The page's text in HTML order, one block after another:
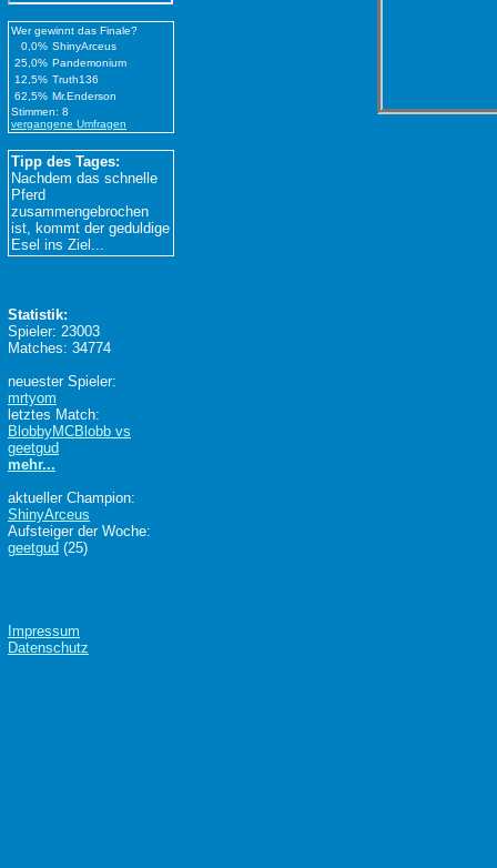
Wer gewinnt das Finale?
0,0% ShinyArceus
25,0% Pandemonium
12,5% Truth136
62,5% Mr.Enderson
Stimmen: 8
vergangene Umfragen
Tipp des Tages:
Nachdem das schnelle
Pferd
zusammengebrochen
ist, kommt der geduldige
Esel ins Ziel...
Statistik:
Spieler: 23003
Matches: 34774
neuester Spieler:
mrtyom
letztes Match:
BlobbyMCBlobb vs
geetgud
mehr...
aktueller Champion:
ShinyArceus
Aufsteiger der Woche:
geetgud (25)
Impressum
Datenschutz